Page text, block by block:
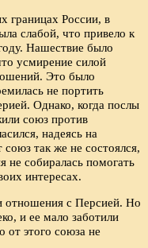
границах России, в
слабой, что привело к
Нашествие было
усмирение силой
Это было
не портить
Однако, когда послы
союз против
надеясь на
так же не состоялся,
не собиралась помогать
интересах.
отношения с Персией. Но
и ее мало заботили
от этого союза не